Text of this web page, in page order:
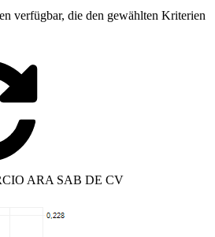
verfügbar, die den gewählten Kriterien
ARA SAB DE CV